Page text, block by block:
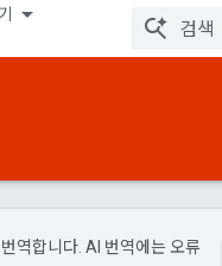
역합니다. AI 번역에는 오류